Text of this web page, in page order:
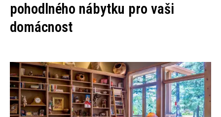
pohodlného nábytku pro vaši
domácnost